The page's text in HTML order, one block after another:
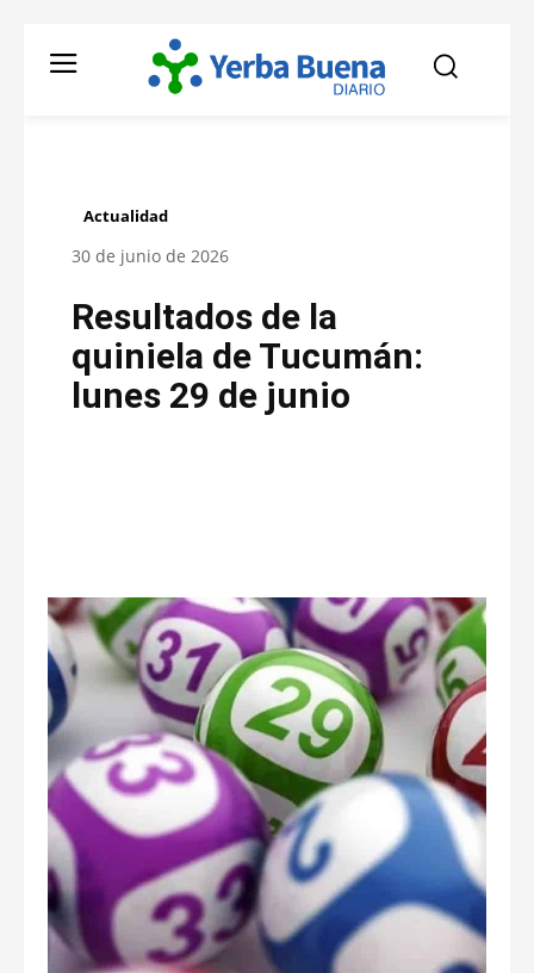
Actualidad
30 de junio de 2026
Resultados de la
quiniela de Tucumán:
lunes 29 de junio